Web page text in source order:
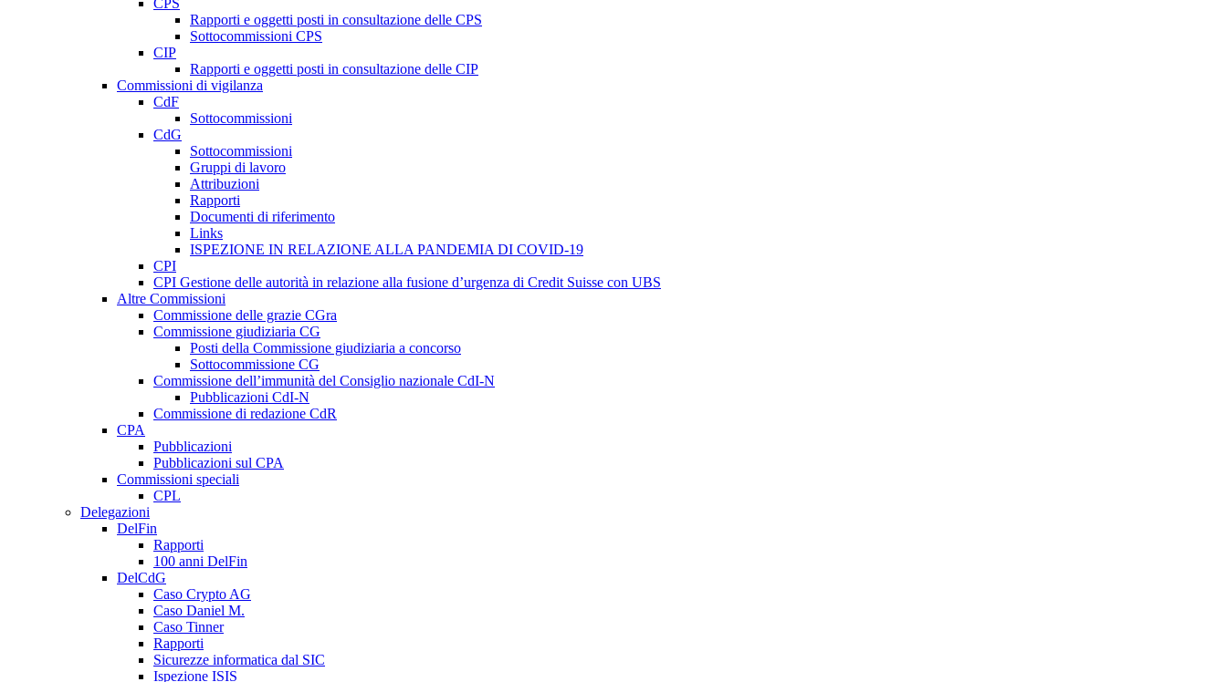
CPS
Rapporti e oggetti posti in consultazione delle CPS
Sottocommissioni CPS
CIP
Rapporti e oggetti posti in consultazione delle CIP
Commissioni di vigilanza
CdF
Sottocommissioni
CdG
Sottocommissioni
Gruppi di lavoro
Attribuzioni
Rapporti
Documenti di riferimento
Links
ISPEZIONE IN RELAZIONE ALLA PANDEMIA DI COVID-19
CPI
CPI Gestione delle autorità in relazione alla fusione d’urgenza di Credit Suisse con UBS
Altre Commissioni
Commissione delle grazie CGra
Commissione giudiziaria CG
Posti della Commissione giudiziaria a concorso
Sottocommissione CG
Commissione dell’immunità del Consiglio nazionale CdI-N
Pubblicazioni CdI-N
Commissione di redazione CdR
CPA
Pubblicazioni
Pubblicazioni sul CPA
Commissioni speciali
CPL
Delegazioni
DelFin
Rapporti
100 anni DelFin
DelCdG
Caso Crypto AG
Caso Daniel M.
Caso Tinner
Rapporti
Sicurezze informatica dal SIC
Ispezione ISIS